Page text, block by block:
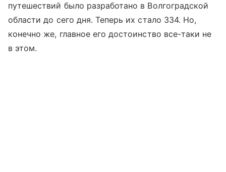
путешествий было разработано в Волгоградской
области до сего дня. Теперь их стало 334. Но,
конечно же, главное его достоинство все-таки не
в этом.